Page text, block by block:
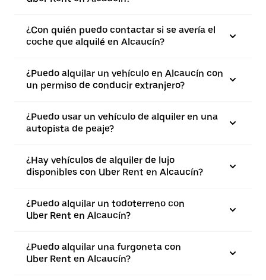
¿Con quién puedo contactar si se avería el
coche que alquilé en Alcaucín?
¿Puedo alquilar un vehículo en Alcaucín con
un permiso de conducir extranjero?
¿Puedo usar un vehículo de alquiler en una
autopista de peaje?
¿Hay vehículos de alquiler de lujo
disponibles con Uber Rent en Alcaucín?
¿Puedo alquilar un todoterreno con
Uber Rent en Alcaucín?
¿Puedo alquilar una furgoneta con
Uber Rent en Alcaucín?